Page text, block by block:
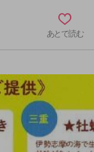
あとで読む